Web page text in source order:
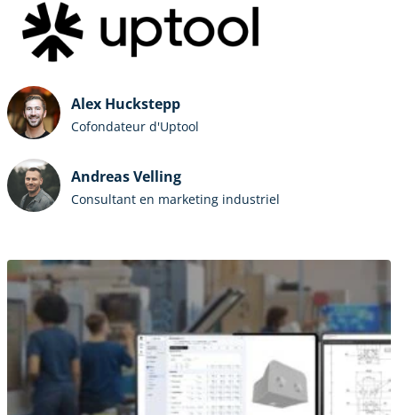
Alex Huckstepp
Cofondateur d'Uptool
Andreas Velling
Consultant en marketing industriel